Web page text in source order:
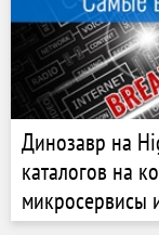
Динозавр на
каталогов на
микросервисы